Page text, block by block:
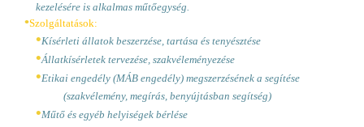
kezelésére is alkalmas műtőegység.
•Szolgáltatások:
•Kísérleti állatok beszerzése, tartása és tenyésztése
•Állatkísérletek tervezése, szakvéleményezése
•Etikai engedély (MÁB engedély) megszerzésének a segítése
(szakvélemény, megírás, benyújtásban segítség)
•Műtő és egyéb helyiségek bérlése